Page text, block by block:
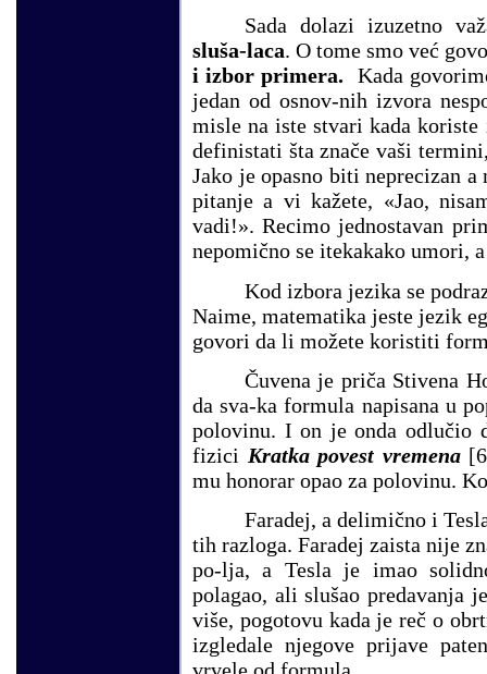
Sada dolazi izuzetno
sluša-laca. O tome smo već
i izbor primera. Kada
jedan od osnov-nih izvora
misle na iste stvari kada
definistati šta znače vaši
Jako je opasno biti neprecizan
pitanje a vi kažete, «Jao,
vadi!». Recimo jednostavan
nepomično se itekakako umori,
Kod izbora jezika se
Naime, matematika jeste jezik
govori da li možete koristiti
Čuvena je priča Stivena
da sva-ka formula napisana u
polovinu. I on je onda odlučio
fizici Kratka povest vremena
mu honorar opao za polovinu.
Faradej, a delimično i
tih razloga. Faradej zaista nije
po-lja, a Tesla je imao
polagao, ali slušao predavanja
više, pogotovu kada je reč o
izgledale njegove prijave